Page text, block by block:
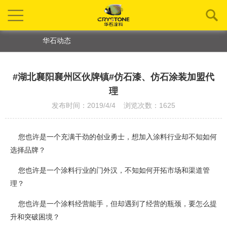
华石动态
#湖北襄阳襄州区伙牌镇#仿石漆、仿石涂装加盟代
理
发布时间：2019/4/4 浏览次数：1625
您也许是一个充满干劲的创业勇士，想加入涂料行业却不知如何
选择品牌？
您也许是一个涂料行业的门外汉，不知如何开拓市场和渠道管
理？
您也许是一个涂料经营能手，但却遇到了经营的瓶颈，要怎么提
升和突破困境？